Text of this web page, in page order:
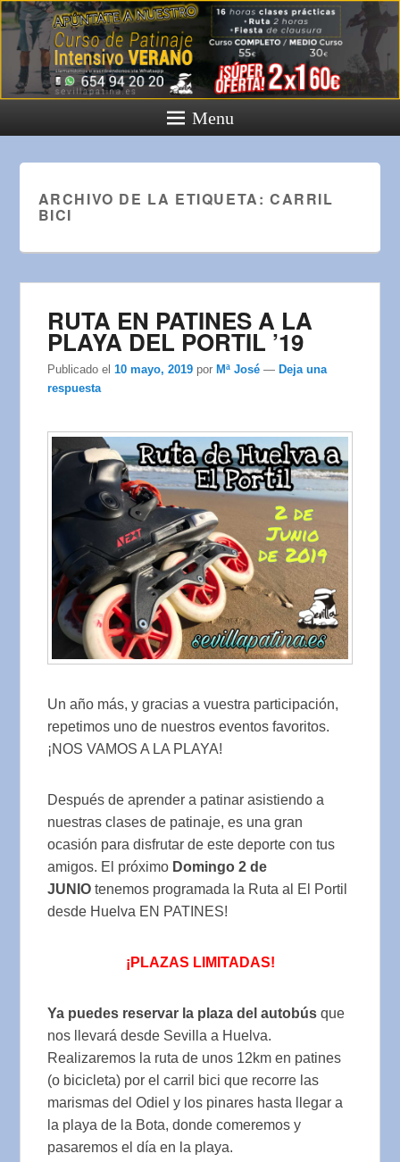
Menu
ARCHIVO DE LA ETIQUETA: CARRIL
BICI
RUTA EN PATINES A LA
PLAYA DEL PORTIL ’19
Publicado el10 mayo, 2019 por Mª José — Deja una
respuesta
Un año más, y gracias a vuestra participación,
repetimos uno de nuestros eventos favoritos.
¡NOS VAMOS A LA PLAYA!
Después de aprender a patinar asistiendo a
nuestras clases de patinaje, es una gran
ocasión para disfrutar de este deporte con tus
amigos. El próximo Domingo 2 de
JUNIO tenemos programada la Ruta al El Portil
desde Huelva EN PATINES!
¡PLAZAS LIMITADAS!
Ya puedes reservar la plaza del autobúsque
nos llevará desde Sevilla a Huelva.
Realizaremos la ruta de unos 12km en patines
(o bicicleta) por el carril bici que recorre las
marismas del Odiel y los pinares hasta llegar a
la playa de la Bota, donde comeremos y
pasaremos el día en la playa.